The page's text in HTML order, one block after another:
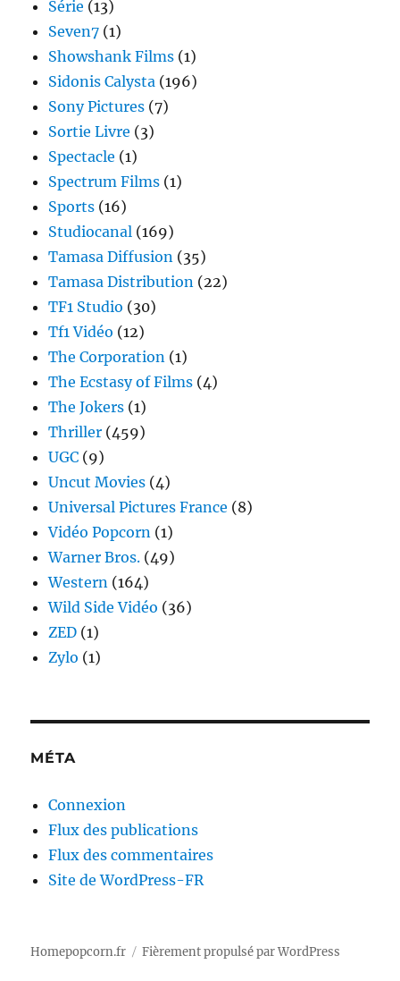
Série (13)
Seven7 (1)
Showshank Films (1)
Sidonis Calysta (196)
Sony Pictures (7)
Sortie Livre (3)
Spectacle (1)
Spectrum Films (1)
Sports (16)
Studiocanal (169)
Tamasa Diffusion (35)
Tamasa Distribution (22)
TF1 Studio (30)
Tf1 Vidéo (12)
The Corporation (1)
The Ecstasy of Films (4)
The Jokers (1)
Thriller (459)
UGC (9)
Uncut Movies (4)
Universal Pictures France (8)
Vidéo Popcorn (1)
Warner Bros. (49)
Western (164)
Wild Side Vidéo (36)
ZED (1)
Zylo (1)
MÉTA
Connexion
Flux des publications
Flux des commentaires
Site de WordPress-FR
Homepopcorn.fr Fièrement propulsé par WordPress